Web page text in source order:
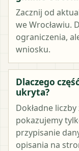
Zacznij od
we Wrocławiu.
ograniczenia,
wniosku.
Dlaczego
ukryta?
Dokładne
pokazujemy
przypisanie
opisania na